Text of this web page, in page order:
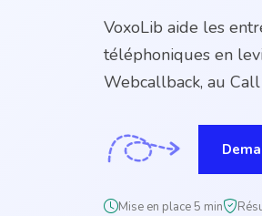
VoxoLib aide les
téléphoniques en
Webcallback, au
Mise en place 5 min